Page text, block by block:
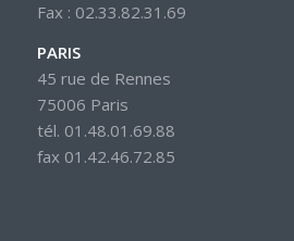
Fax : 02.33.82.31.69
PARIS
45 rue de Rennes
75006 Paris
tél. 01.48.01.69.88
fax 01.42.46.72.85